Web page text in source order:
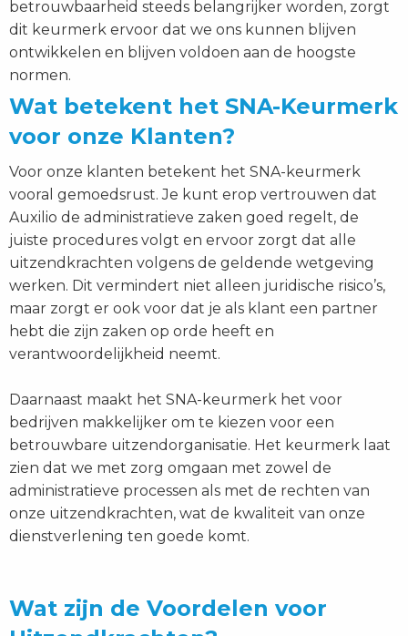
betrouwbaarheid steeds belangrijker worden, zorgt
dit keurmerk ervoor dat we ons kunnen blijven
ontwikkelen en blijven voldoen aan de hoogste
normen.
Wat betekent het SNA-Keurmerk
voor onze Klanten?
Voor onze klanten betekent het SNA-keurmerk
vooral gemoedsrust. Je kunt erop vertrouwen dat
Auxilio de administratieve zaken goed regelt, de
juiste procedures volgt en ervoor zorgt dat alle
uitzendkrachten volgens de geldende wetgeving
werken. Dit vermindert niet alleen juridische risico’s,
maar zorgt er ook voor dat je als klant een partner
hebt die zijn zaken op orde heeft en
verantwoordelijkheid neemt.
Daarnaast maakt het SNA-keurmerk het voor
bedrijven makkelijker om te kiezen voor een
betrouwbare uitzendorganisatie. Het keurmerk laat
zien dat we met zorg omgaan met zowel de
administratieve processen als met de rechten van
onze uitzendkrachten, wat de kwaliteit van onze
dienstverlening ten goede komt.
Wat zijn de Voordelen voor